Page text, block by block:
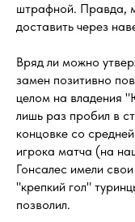
штрафной. Правда,
доставить через
Вряд ли можно
замен позитивно
целом на владения
лишь раз пробил в
концовке со
игрока матча (на
Гонсалес имели
"крепкий гол"
позволил.